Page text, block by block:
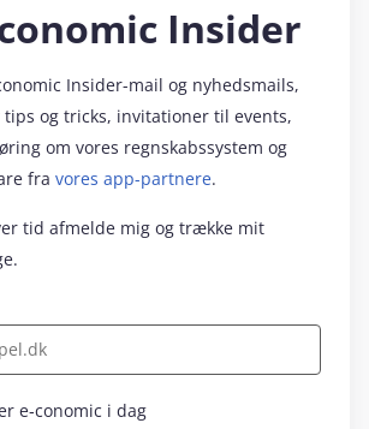
Insider
Insider-mail og nyhedsmails,
og tricks, invitationer til events,
om vores regnskabssystem og
fra vores app-partnere.
tid afmelde mig og trække mit
e‑conomic i dag